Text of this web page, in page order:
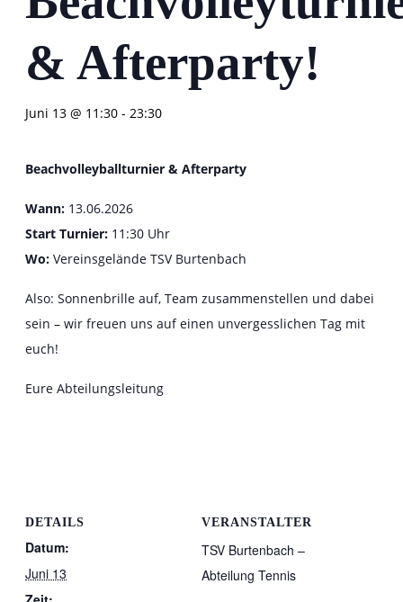
& Afterparty!
Juni 13 @ 11:30 - 23:30
Beachvolleyballturnier & Afterparty
Wann: 13.06.2026
Start Turnier: 11:30 Uhr
Wo: Vereinsgelände TSV Burtenbach
Also: Sonnenbrille auf, Team zusammenstellen und dabei
sein – wir freuen uns auf einen unvergesslichen Tag mit
euch!
Eure Abteilungsleitung
DETAILS
Datum:
Juni 13
VERANSTALTER
TSV Burtenbach –
Abteilung Tennis